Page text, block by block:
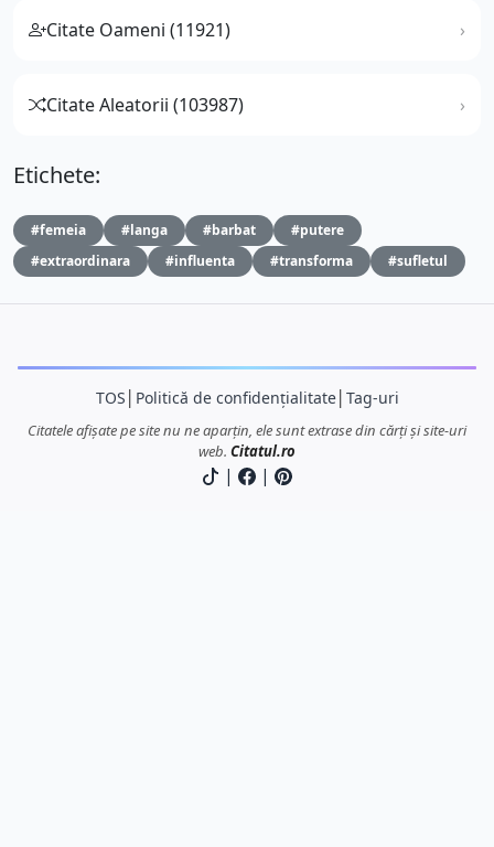
Citate Oameni (11921)
Citate Aleatorii (103987)
Etichete:
#femeia #langa #barbat
#putere
#extraordinara
#influenta #transforma #sufletul
TOS Politică de confidențialitate│ Tag-uri
Citatele afișate pe site nu ne aparțin, ele sunt extrase din cărți și site-uri
web. Citatul.ro
| |